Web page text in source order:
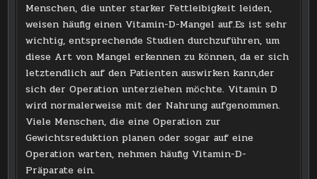
Menschen, die unter starker Fettleibigkeit leiden,
weisen häufig einen Vitamin-D-Mangel auf.Es ist sehr
wichtig, entsprechende Studien durchzuführen, um
diese Art von Mangel erkennen zu können, da er sich
letztendlich auf den Patienten auswirken kann,der
sich der Operation unterziehen möchte. Vitamin D
wird normalerweise mit der Nahrung aufgenommen.
Viele Menschen, die eine Operation zur
Gewichtsreduktion planen oder sogar auf eine
Operation warten, nehmen häufig Vitamin-D-
Präparate ein.